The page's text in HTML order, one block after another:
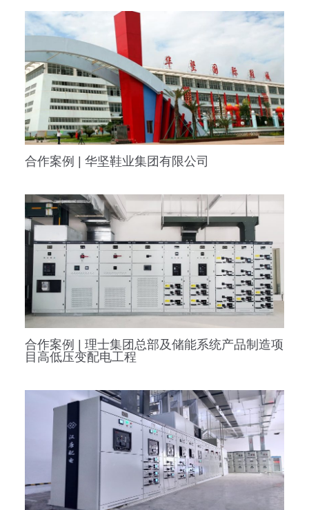
合作案例 | 华坚鞋业集团有限公司
合作案例 | 理士集团总部及储能系统产品制造项
目高低压变配电工程